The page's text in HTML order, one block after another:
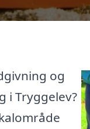
og
Tryggelev?